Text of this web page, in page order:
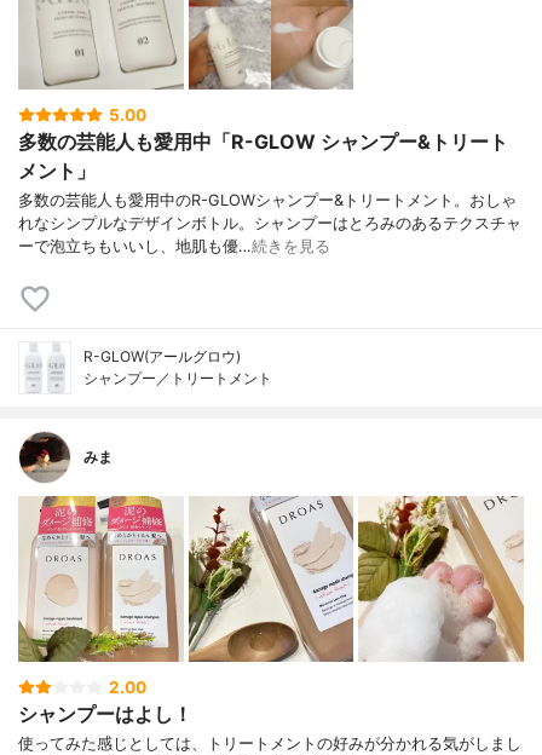
5.00
多数の芸能人も愛用中「R-GLOW シャンプー&トリート
メント」
多数の芸能人も愛用中のR-GLOWシャンプー&トリートメント。おしゃ
れなシンプルなデザインボトル。シャンプーはとろみのあるテクスチャ
ーで泡立ちもいいし、地肌も優…続きを見る
R-GLOW(アールグロウ)
シャンプー／トリートメント
みま
2.00
シャンプーはよし！
使ってみた感じとしては、トリートメントの好みが分かれる気がしまし